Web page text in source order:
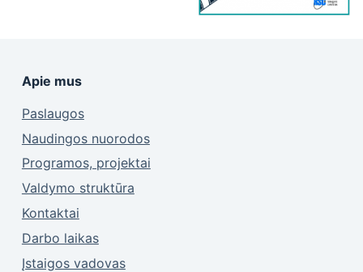
Apie mus
Paslaugos
Naudingos nuorodos
Programos, projektai
Valdymo struktūra
Kontaktai
Darbo laikas
Įstaigos vadovas